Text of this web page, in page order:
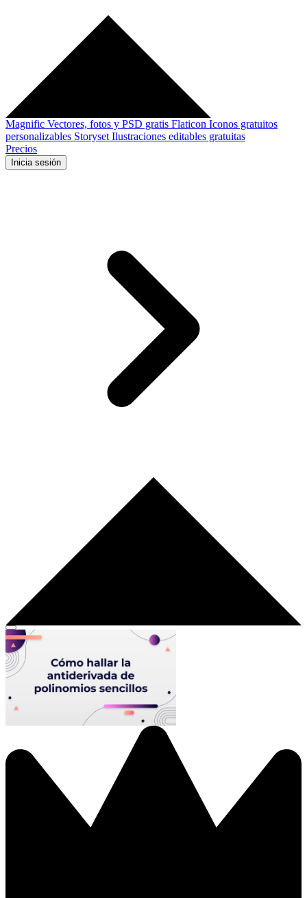
Magnific Vectores, fotos y PSD gratis Flaticon Iconos gratuitos
personalizables Storyset Ilustraciones editables gratuitas
Precios
Inicia sesión